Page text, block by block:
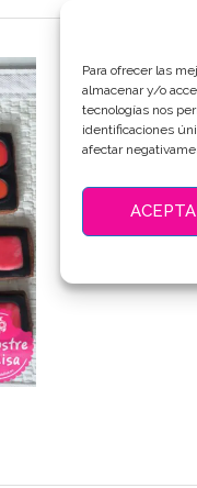
Para ofrecer las
almacenar y/o
tecnologías nos
identificaciones
afectar